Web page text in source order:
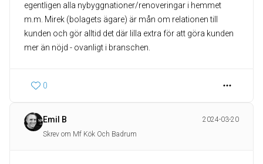
egentligen alla nybyggnationer/renoveringar i hemmet
m.m. Mirek (bolagets ägare) är mån om relationen till
kunden och gör alltid det där lilla extra för att göra kunden
mer än nöjd - ovanligt i branschen.
0
Emil B
2024-03-20
Skrev om Mf Kök Och Badrum